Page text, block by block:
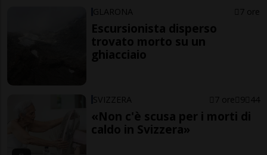
GLARONA 7 ore
Escursionista disperso
trovato morto su un
ghiacciaio
SVIZZERA 7 ore 9 44
«Non c'è scusa per i morti di
caldo in Svizzera»